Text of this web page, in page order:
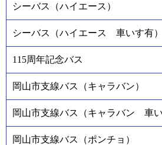
シーバス（ハイエース）
シーバス（ハイエース 車いす有）
115周年記念バス
岡山市支線バス（キャラバン）
岡山市支線バス（キャラバン 車い
岡山市支線バス（ポンチョ）